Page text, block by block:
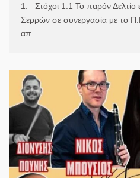
1. Στόχοι 1.1 Το παρόν Δελτίο
Σερρών σε συνεργασία με το
απ…